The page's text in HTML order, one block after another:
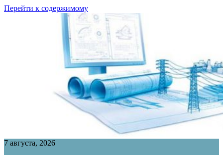
Перейти к содержимому
7 августа, 2026